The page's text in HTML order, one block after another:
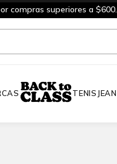
compras superiores a
TENIS